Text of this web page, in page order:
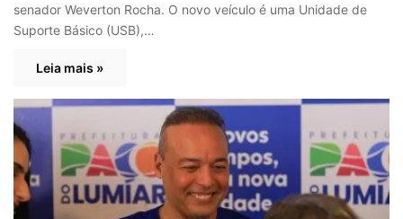
senador Weverton Rocha. O novo veículo é uma Unidade de
Suporte Básico (USB),…
Leia mais »